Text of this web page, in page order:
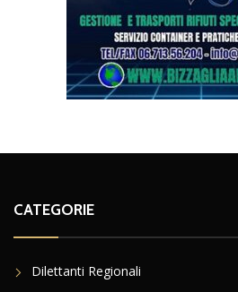
CATEGORIE
Dilettanti Regionali